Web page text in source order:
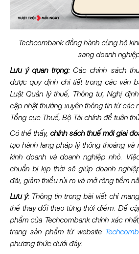
Techcombank đồng hành cùng hộ
sang doanh
Lưu ý quan trọng:Các chính sách
được quy định chi tiết trong các văn
Luật Quản lý thuế, Thông tư, Nghị
cập nhật thường xuyên thông tin từ các
Tổng cục Thuế, Bộ Tài chính để tuân
Có thể thấy, chính sách thuế mới giai
tạo hành lang pháp lý thông thoáng và
kinh doanh và doanh nghiệp nhỏ.
chuẩn bị kịp thời sẽ giúp doanh
đãi, giảm thiểu rủi ro và mở rộng tiềm
Lưu ý: Thông tin trong bài viết chỉ
thể thay đổi theo từng thời điểm. Để
phẩm của Techcombank chính xác
trang sản phẩm từ website
phương thức dưới đây: